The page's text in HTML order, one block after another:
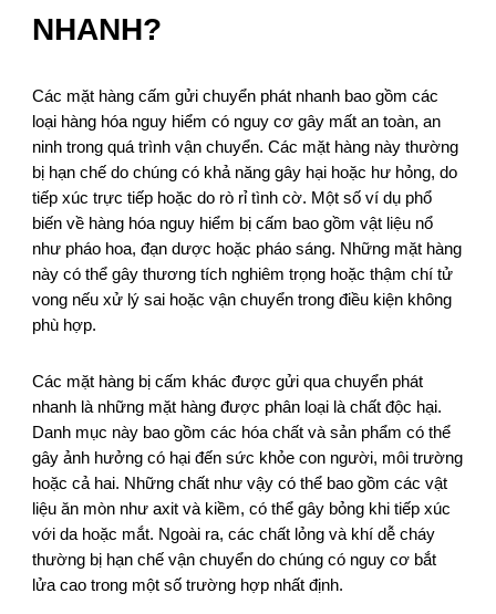
NHANH?
Các mặt hàng cấm gửi chuyển phát nhanh bao gồm các
loại hàng hóa nguy hiểm có nguy cơ gây mất an toàn, an
ninh trong quá trình vận chuyển. Các mặt hàng này thường
bị hạn chế do chúng có khả năng gây hại hoặc hư hỏng, do
tiếp xúc trực tiếp hoặc do rò rỉ tình cờ. Một số ví dụ phổ
biến về hàng hóa nguy hiểm bị cấm bao gồm vật liệu nổ
như pháo hoa, đạn dược hoặc pháo sáng. Những mặt hàng
này có thể gây thương tích nghiêm trọng hoặc thậm chí tử
vong nếu xử lý sai hoặc vận chuyển trong điều kiện không
phù hợp.
Các mặt hàng bị cấm khác được gửi qua chuyển phát
nhanh là những mặt hàng được phân loại là chất độc hại.
Danh mục này bao gồm các hóa chất và sản phẩm có thể
gây ảnh hưởng có hại đến sức khỏe con người, môi trường
hoặc cả hai. Những chất như vậy có thể bao gồm các vật
liệu ăn mòn như axit và kiềm, có thể gây bỏng khi tiếp xúc
với da hoặc mắt. Ngoài ra, các chất lỏng và khí dễ cháy
thường bị hạn chế vận chuyển do chúng có nguy cơ bắt
lửa cao trong một số trường hợp nhất định.